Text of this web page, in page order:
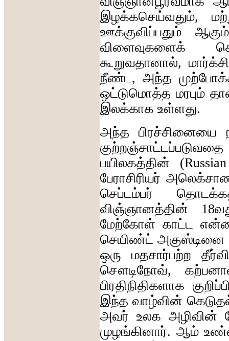
இழக்கசெய்வதும்,
ஊக்குவிப்பதும்
ஆகும்
விளைவுகளைக்
கூறுவதானால்,
நீண்ட, அந்த
ஒட்டுமொத்த மரபும்
இலக்காக உள்ளது.
அந்த
பிரச்சினையை
குற்றஞ்சாட்டப்படுவதை
பயிலகத்தின்
பேராசிரியர்
செப்டம்பர்
விஞ்ஞானத்தின்
18
மேற்கோள் காட்ட
செயிண்ட் அகுஸ்டினை
ஒரு
மதசார்பற்ற
சௌடிநோவ்,
பிரதிநிதிகளாக
இந்த வாழ்வின்
அவர் உலக அழிவின்
முழங்கினார். ஆம்